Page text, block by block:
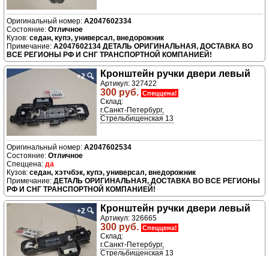
A2047602334
Отличное
седан, купэ, универсал, внедорожник
A2047602134 ДЕТАЛЬ ОРИГИНАЛЬНАЯ, ДОСТАВКА ВО
ВСЕ РЕГИОНЫ РФ И СНГ ТРАНСПОРТНОЙ КОМПАНИЕЙ!
+2🔍 Кронштейн ручки двери левый
Артикул: 327422
300 руб. Спеццена!
Склад:
г.Санкт-Петербург,
Стрельбищенская 13
A2047602534
Отличное
да
седан, хэтчбэк, купэ, универсал, внедорожник
ДЕТАЛЬ ОРИГИНАЛЬНАЯ, ДОСТАВКА ВО ВСЕ РЕГИОНЫ
РФ И СНГ ТРАНСПОРТНОЙ КОМПАНИЕЙ!
+2 🔍 Кронштейн ручки двери левый
Артикул: 326665
300 руб. Спеццена!
Склад:
г.Санкт-Петербург,
Стрельбищенская 13